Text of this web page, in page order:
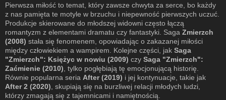
Pierwsza miłość to temat, który zawsze chwyta za serce, bo każdy
z nas pamięta te motyle w brzuchu i niepewność pierwszych uczuć.
Produkcje skierowane do młodszej widowni często łączą
romantyzm z elementami dramatu czy fantastyki. Saga Zmierzch
(2008) stała się fenomenem, opowiadając o zakazanej miłości
między człowiekiem a wampirem. Kolejne części, jak Saga
"Zmierzch": Księżyc w nowiu (2009) czy Saga "Zmierzch":
Zaćmienie (2010) , tylko pogłębiają tę emocjonującą historię.
Równie popularna seria After (2019) i jej kontynuacje, takie jak
After 2 (2020) , skupiają się na burzliwej relacji młodych ludzi,
którzy zmagają się z tajemnicami i namiętnością.